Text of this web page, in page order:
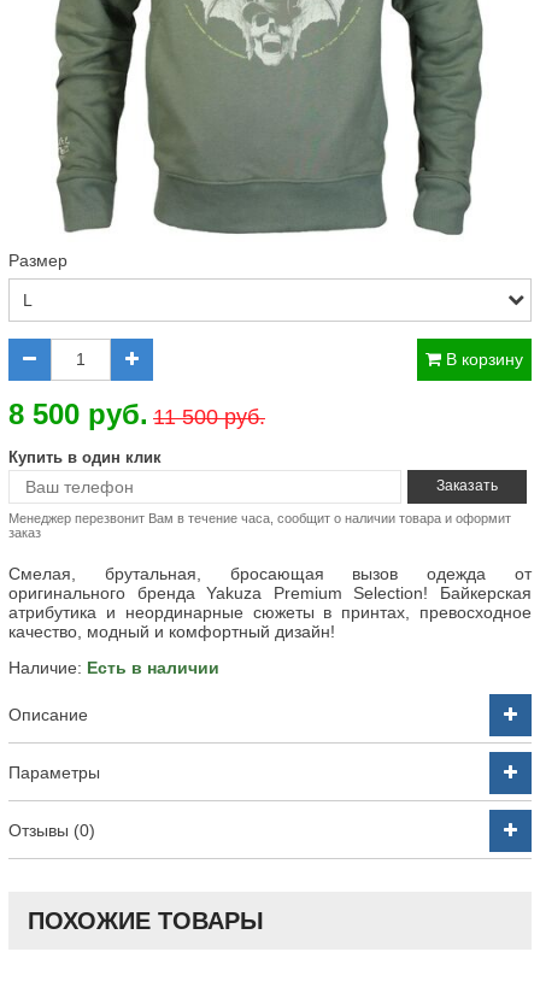
Размер
В корзину
8 500 руб. 11 500 руб.
Купить в один клик
Менеджер перезвонит Вам в течение часа, сообщит о наличии товара и оформит
заказ
Смелая, брутальная, бросающая вызов одежда от
оригинального бренда Yakuza Premium Selection! Байкерская
атрибутика и неординарные сюжеты в принтах, превосходное
качество, модный и комфортный дизайн!
Наличие: Есть в наличии
Описание
Параметры
Отзывы (0)
ПОХОЖИЕ ТОВАРЫ